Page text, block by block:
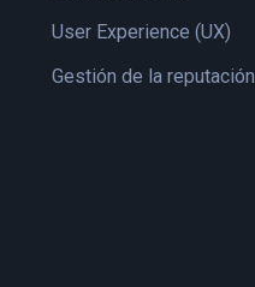
User Experience (UX)
Gestión de la reputación